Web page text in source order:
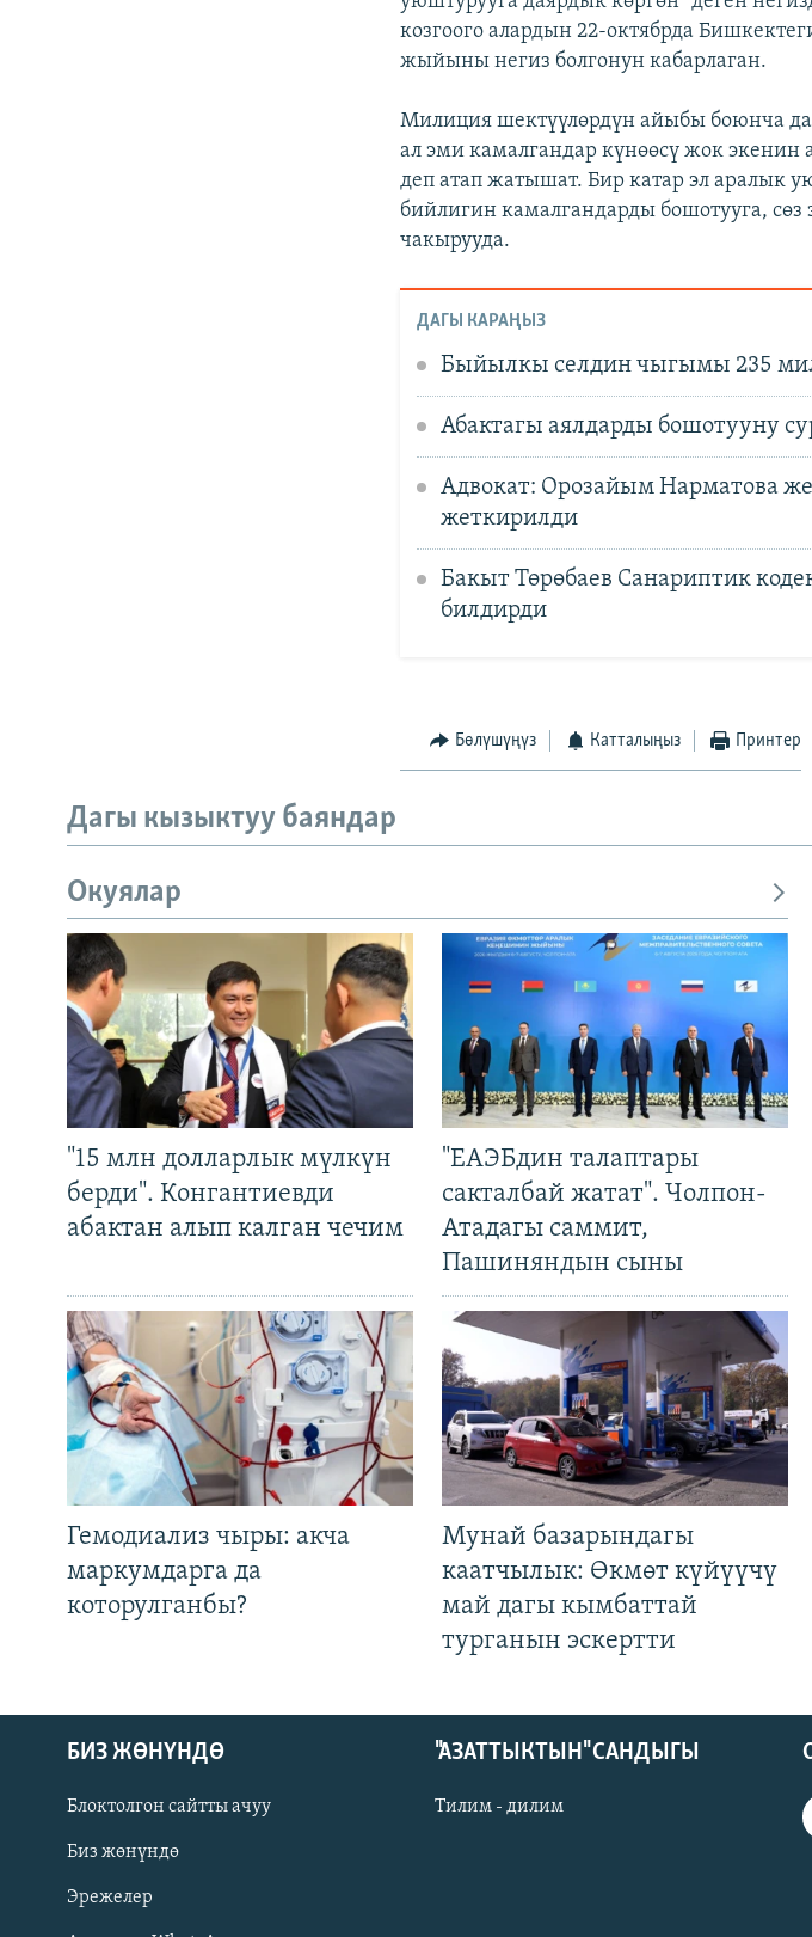
Русский
козгоого алардын 22-октябрда
жыйыны негиз болгонун кабарлаган.
Милиция шектүүлөрдүн айыбы боюнча
ал эми камалгандар күнөөсү жок
деп атап жатышат. Бир катар эл аралык
бийлигин камалгандарды бошотууга,
чакырууда.
ДАГЫ КАРАҢЫЗ
Быйылкы селдин чыгымы 235
Абактагы аялдарды бошотууну
Адвокат: Орозайым Нарматова
жеткирилди
Бакыт Төрөбаев Санариптик
билдирди
Бөлүшүңүз Катталыңыз Принтер
Дагы кызыктуу баяндар
Окуялар
"15 млн долларлык мүлкүн
берди". Конгантиевди
абактан алып калган чечим
"ЕАЭБдин талаптары
сакталбай жатат". Чолпон-
Атадагы саммит,
Пашиняндын сыны
Гемодиализ чыры: акча
маркумдарга да
которулганбы?
Мунай базарындагы
каатчылык: Өкмөт күйүүчү
май дагы кымбаттай
турганын эскертти
БИЗ ЖӨНҮНДӨ
Блоктолгон сайтты ачуу
Биз жөнүндө
Эрежелер
"АЗАТТЫКТЫН" САНДЫГЫ
Тилим - дилим